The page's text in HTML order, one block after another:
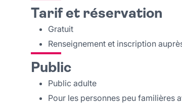
Tarif et réservation
Gratuit
Renseignement et inscription
Public
Public adulte
Pour les personnes peu familières